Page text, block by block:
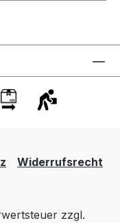
Widerrufsrecht
zzgl.